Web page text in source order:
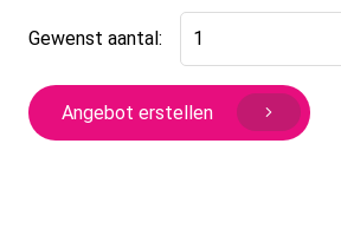
Gewenst aantal:
Boxspring
Beleuchtungsset
2x
Square
Angebot erstellen